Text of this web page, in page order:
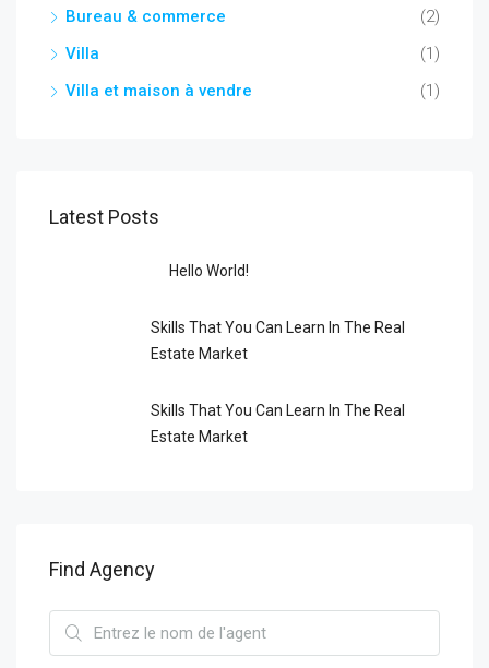
Bureau & commerce
(2)
Villa
(1)
Villa et maison à vendre
(1)
Latest Posts
Hello World!
Skills That You Can Learn In The Real
Estate Market
Skills That You Can Learn In The Real
Estate Market
Find Agency